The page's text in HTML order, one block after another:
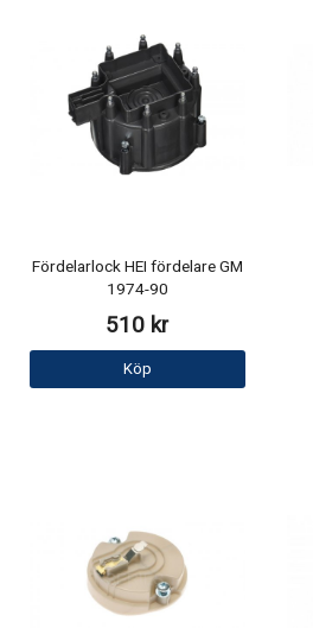
Fördelarlock HEI fördelare GM
1974-90
510 kr
Köp